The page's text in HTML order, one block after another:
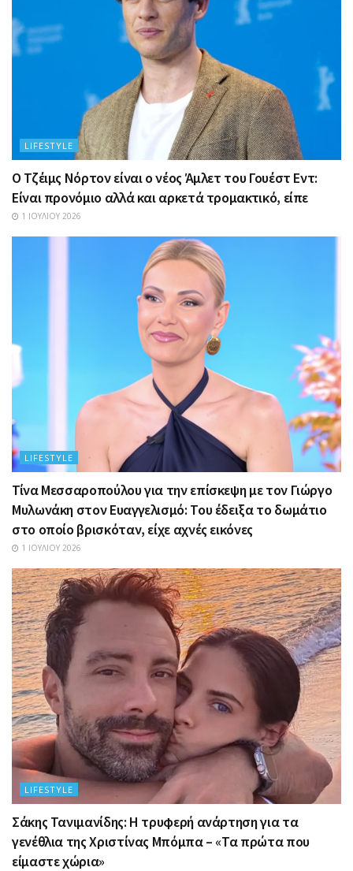
LIFESTYLE
Ο Τζέιμς Νόρτον είναι ο νέος Άμλετ του Γουέστ Εντ:
Είναι προνόμιο αλλά και αρκετά τρομακτικό, είπε
1 ΙΟΥΛΊΟΥ 2026
LIFESTYLE
Τίνα Μεσσαροπούλου για την επίσκεψη με τον Γιώργο
Μυλωνάκη στον Ευαγγελισμό: Του έδειξα το δωμάτιο
στο οποίο βρισκόταν, είχε αχνές εικόνες
1 ΙΟΥΛΊΟΥ 2026
LIFESTYLE
Σάκης Τανιμανίδης: Η τρυφερή ανάρτηση για τα
γενέθλια της Χριστίνας Μπόμπα – «Τα πρώτα που
είμαστε χώρια»